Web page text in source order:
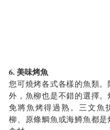
6. 美味烤魚
您可燒烤各式各樣的魚類。
外，魚柳也是不錯的選擇。
免將魚烤得過熟。三文魚
柳、原條鯛魚或海鱒魚都是